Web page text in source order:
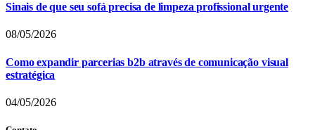
Sinais de que seu sofá precisa de limpeza profissional urgente
08/05/2026
Como expandir parcerias b2b através de comunicação visual
estratégica
04/05/2026